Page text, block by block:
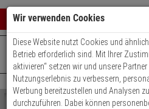
0 ARTIKEL
Ihr
Ergebnisse (
Shop
+49 (0)821 899 493-0Mo. - Do.: 8:00
Kontaktservice
Wir verwenden Cookies
Diese Website nutzt Cookies und
Betrieb erforderlich sind. Mit Ihrer
aktivieren“ setzen wir und unsere
Nutzungserlebnis zu verbessern,
Werbung bereitzustellen und Analysen
durchzuführen. Dabei können